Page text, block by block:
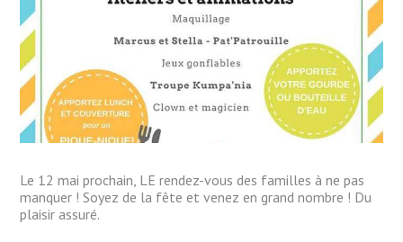
Le 12 mai prochain, LE rendez-vous des familles à ne pas
manquer ! Soyez de la fête et venez en grand nombre ! Du
plaisir assuré.